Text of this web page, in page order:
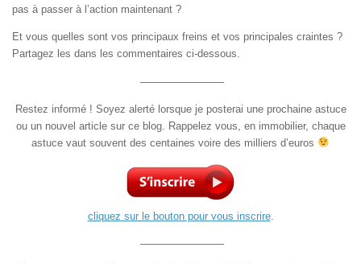
pas à passer à l’action maintenant ?
Et vous quelles sont vos principaux freins et vos principales craintes ?
Partagez les dans les commentaires ci-dessous.
————————
Restez informé ! Soyez alerté lorsque je posterai une prochaine astuce
ou un nouvel article sur ce blog. Rappelez vous, en immobilier, chaque
astuce vaut souvent des centaines voire des milliers d’euros
cliquez sur le bouton pour vous inscrire.
————————